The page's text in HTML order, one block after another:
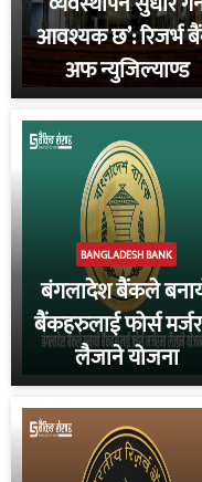
आवश्यक छ’: रिजर्भ
अफ न्युजिल्याण्ड
BANGLADESH BANK
बंगलादेश बैंकले
बैंकहरुलाई फोर्स
लैजाने योजना